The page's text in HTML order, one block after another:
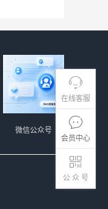
在线客服
会员中心
公 众 号
微信公众号